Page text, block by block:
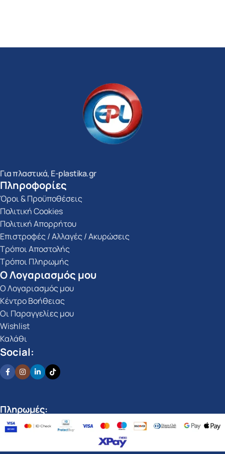
Για πλαστικά, E-plastika.gr
Πληροφορίες
Όροι & Προϋποθέσεις
Πολιτική Cookies
Πολιτική Απορρήτου
Επιστροφές / Αλλαγές / Ακυρώσεις
Τρόποι Αποστολής
Τρόποι Πληρωμής
Ο Λογαριασμός μου
Ο Λογαριασμός μου
Κέντρο Βοήθειας
Οι Παραγγελίες μου
Wishlist
Καλάθι
Social:
Πληρωμές: